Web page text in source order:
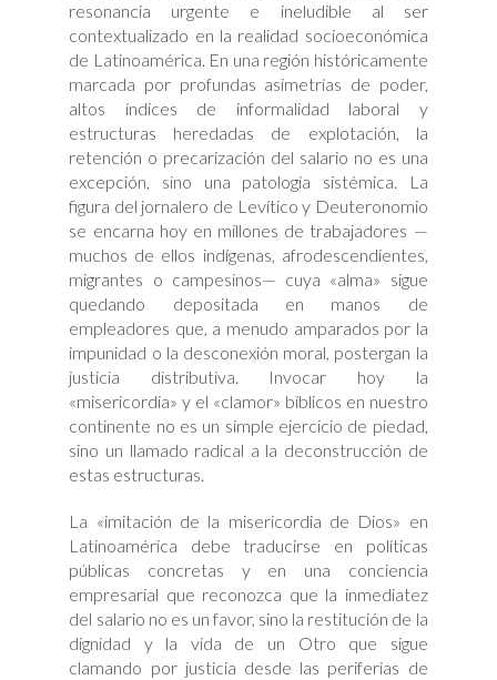
resonancia urgente e ineludible al ser
contextualizado en la realidad socioeconómica
de Latinoamérica. En una región históricamente
marcada por profundas asimetrías de poder,
altos índices de informalidad laboral y
estructuras heredadas de explotación, la
retención o precarización del salario no es una
excepción, sino una patología sistémica. La
figura del jornalero de Levítico y Deuteronomio
se encarna hoy en millones de trabajadores —
muchos de ellos indígenas, afrodescendientes,
migrantes o campesinos— cuya «alma» sigue
quedando depositada en manos de
empleadores que, a menudo amparados por la
impunidad o la desconexión moral, postergan la
justicia distributiva. Invocar hoy la
«misericordia» y el «clamor» bíblicos en nuestro
continente no es un simple ejercicio de piedad,
sino un llamado radical a la deconstrucción de
estas estructuras.
La «imitación de la misericordia de Dios» en
Latinoamérica debe traducirse en políticas
públicas concretas y en una conciencia
empresarial que reconozca que la inmediatez
del salario no es un favor, sino la restitución de la
dignidad y la vida de un Otro que sigue
clamando por justicia desde las periferias de